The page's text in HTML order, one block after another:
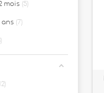
mois 5
ans 7
12